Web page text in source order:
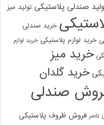
صندلی پلاستیکی تولید میز
خرید صندلی
خرید لوازم پلاستیکی خرید لوازم
خرید میز
خرید گلدان
صندلی
ناصر فروش ظروف پلاستیکی